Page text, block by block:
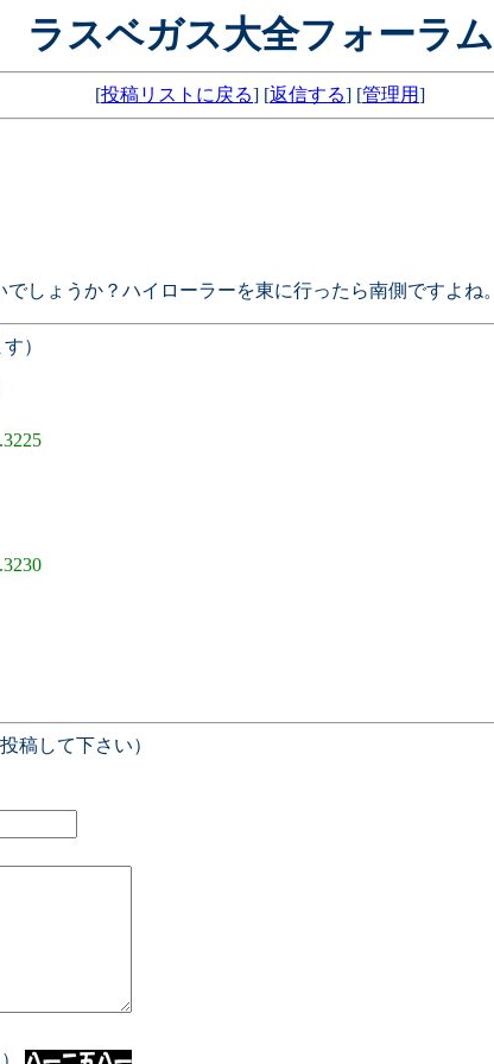
ラスベガス大全フォーラム
[投稿リストに戻る] [返信する] [管理用]
しょうか？ハイローラーを東に行ったら南側ですよね。
）
稿して下さい）